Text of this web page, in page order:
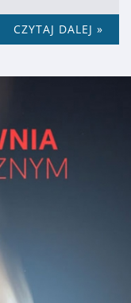
CZYTAJ DALEJ »